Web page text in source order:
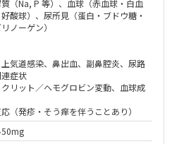
（Na, P 等）、血球（赤血球・白血
酸球）、尿所見（蛋白・ブドウ糖・
ノーゲン）
上気道感染、鼻出血、副鼻腔炎、尿路
症状
クリット／ヘモグロビン変動、血球成
（発疹・そう痒を伴うことあり）
50mg